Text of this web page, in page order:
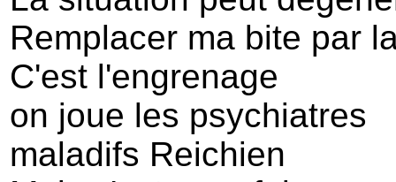
Remplacer ma bite par
C'est l'engrenage
on joue les psychiatres
maladifs Reichien